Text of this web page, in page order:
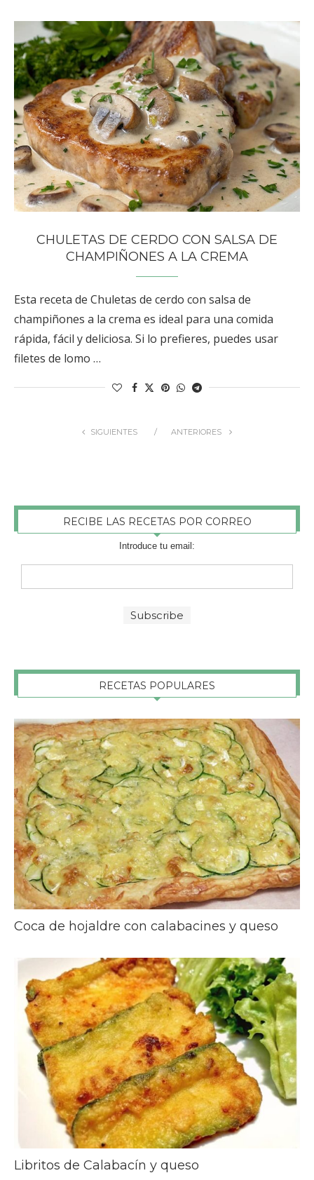
CHULETAS DE CERDO CON SALSA DE
CHAMPIÑONES A LA CREMA
Esta receta de Chuletas de cerdo con salsa de
champiñones a la crema es ideal para una comida
rápida, fácil y deliciosa. Si lo prefieres, puedes usar
filetes de lomo …
SIGUIENTES ANTERIORES
RECIBE LAS RECETAS POR CORREO
Introduce tu email:
RECETAS POPULARES
Coca de hojaldre con calabacines y queso
Libritos de Calabacín y queso